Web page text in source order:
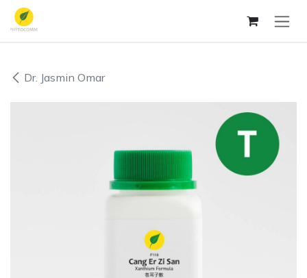
Se rendre au contenu
Dr. Jasmin Omar